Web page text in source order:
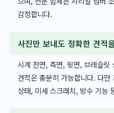
감정합니다.
사진만 보내도 정확한 견적
시계 전면, 측면, 뒷면, 브레슬릿
견적은 충분히 가능합니다. 다
상태, 미세 스크래치, 방수 기능